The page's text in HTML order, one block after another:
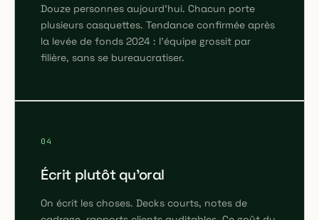
Douze personnes aujourd'hui. Chacun porte
plusieurs casquettes. Tendance confirmée après
la levée de fonds 2024 : l'équipe grossit par
filière, sans se bureaucratiser.
04
Écrit plutôt qu'oral
On écrit les choses. Decks courts, notes de